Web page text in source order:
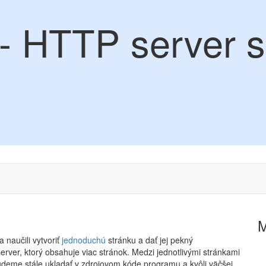
HTTP server
naučili vytvoriťjednoduchú stránku a dať jej pekný
ktorý obsahuje viac stránok. Medzi jednotlivými stránkami
stále ukladať v zdrojovom kóde programu a kvôli väčšej